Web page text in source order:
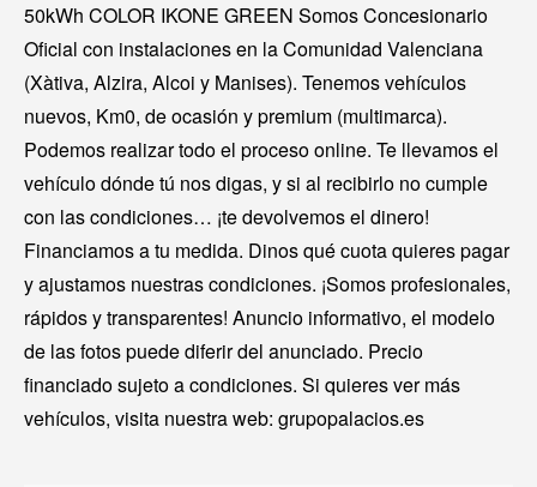
50kWh COLOR IKONE GREEN Somos Concesionario
Oficial con instalaciones en la Comunidad Valenciana
(Xàtiva, Alzira, Alcoi y Manises). Tenemos vehículos
nuevos, Km0, de ocasión y premium (multimarca).
Podemos realizar todo el proceso online. Te llevamos el
vehículo dónde tú nos digas, y si al recibirlo no cumple
con las condiciones… ¡te devolvemos el dinero!
Financiamos a tu medida. Dinos qué cuota quieres pagar
y ajustamos nuestras condiciones. ¡Somos profesionales,
rápidos y transparentes! Anuncio informativo, el modelo
de las fotos puede diferir del anunciado. Precio
financiado sujeto a condiciones. Si quieres ver más
vehículos, visita nuestra web: grupopalacios.es